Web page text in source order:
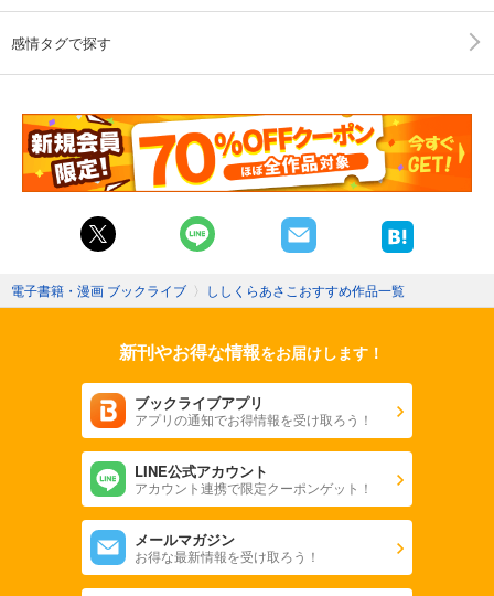
感情タグで探す
電子書籍・漫画 ブックライブ 〉 ししくらあさこおすすめ作品一覧
新刊やお得な情報をお届けします！
ブックライブアプリ
アプリの通知でお得情報を受け取ろう！
LINE公式アカウント
アカウント連携で限定クーポンゲット！
メールマガジン
お得な最新情報を受け取ろう！